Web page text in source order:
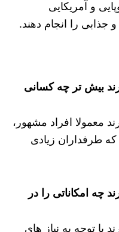
و آمریکایی
جذابی را انجام دهند.
بیش تر چه کسانی
معمولا افراد مشهور،
که طرفداران زیادی
چه امکاناتی را در
با توجه به نیاز های